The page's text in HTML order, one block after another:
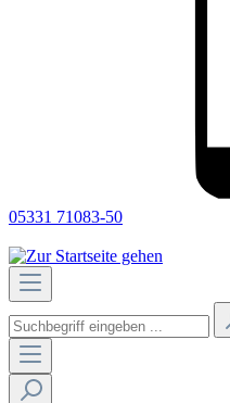
05331 71083-50